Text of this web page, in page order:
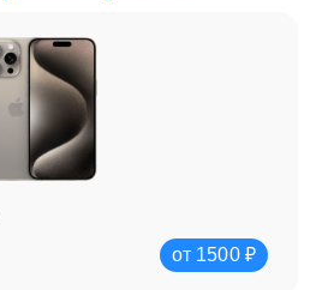
от 1500 ₽